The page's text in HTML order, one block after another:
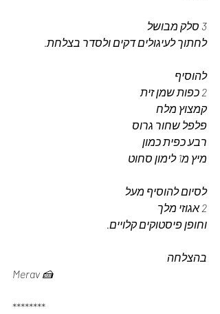
3 סלק מבושל
לחתוך לעיגולים דקים ולסדר בצלחת.
להוסיף
2 כפות שמן זית
קמצוץ מלח
פלפל שחור גרוס
רבע כפית כמון
מיץ מ1 לימון סחוט
לסיום להוסיף מעל
2 אגוזי מלך
וחופן פיסטוקים קלויים.
בהצלחה
Merav 🍰
********